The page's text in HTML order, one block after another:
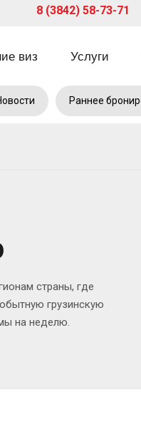
Услуги
виз
8 (3842) 58-73-71
Раннее
страны, где
грузинскую
на неделю.